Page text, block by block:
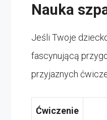
Nauka
Jeśli Twoje
fascynującą
przyjaznych
Ćwiczenie